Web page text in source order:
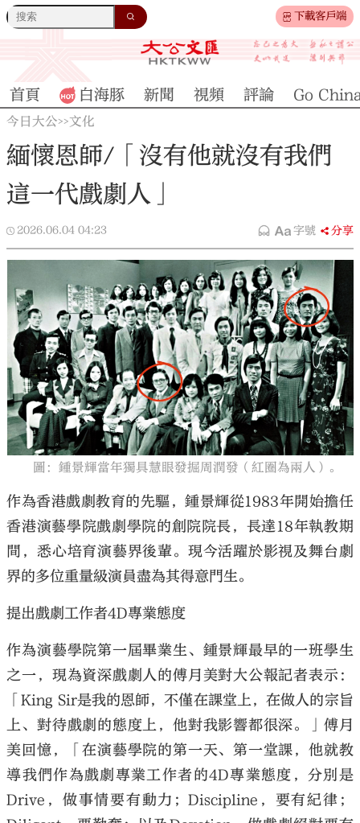
下載客戶端
大公文匯
首頁 白海豚 新聞 視頻 評論 Go
今日大公>>文化
緬懷恩師/「沒有他就沒有我們
這一代戲劇人」
2026.06.04 04:23 字號 分享
圖：鍾景輝當年獨具慧眼發掘周潤發（紅圈為兩人）。
作為香港戲劇教育的先驅，鍾景輝從1983年開始擔任
香港演藝學院戲劇學院的創院院長，長達18年執教期
間，悉心培育演藝界後輩。現今活躍於影視及舞台劇
界的多位重量級演員盡為其得意門生。
提出戲劇工作者4D專業態度
作為演藝學院第一屆畢業生、鍾景輝最早的一班學生
之一，現為資深戲劇人的傅月美對大公報記者表示：
「King Sir是我的恩師，不僅在課堂上，在做人的宗旨
上、對待戲劇的態度上，他對我影響都很深。」傅月
美回憶，「在演藝學院的第一天、第一堂課，他就教
導我們作為戲劇專業工作者的4D專業態度，分別是
Drive，做事情要有動力；Discipline，要有紀律；